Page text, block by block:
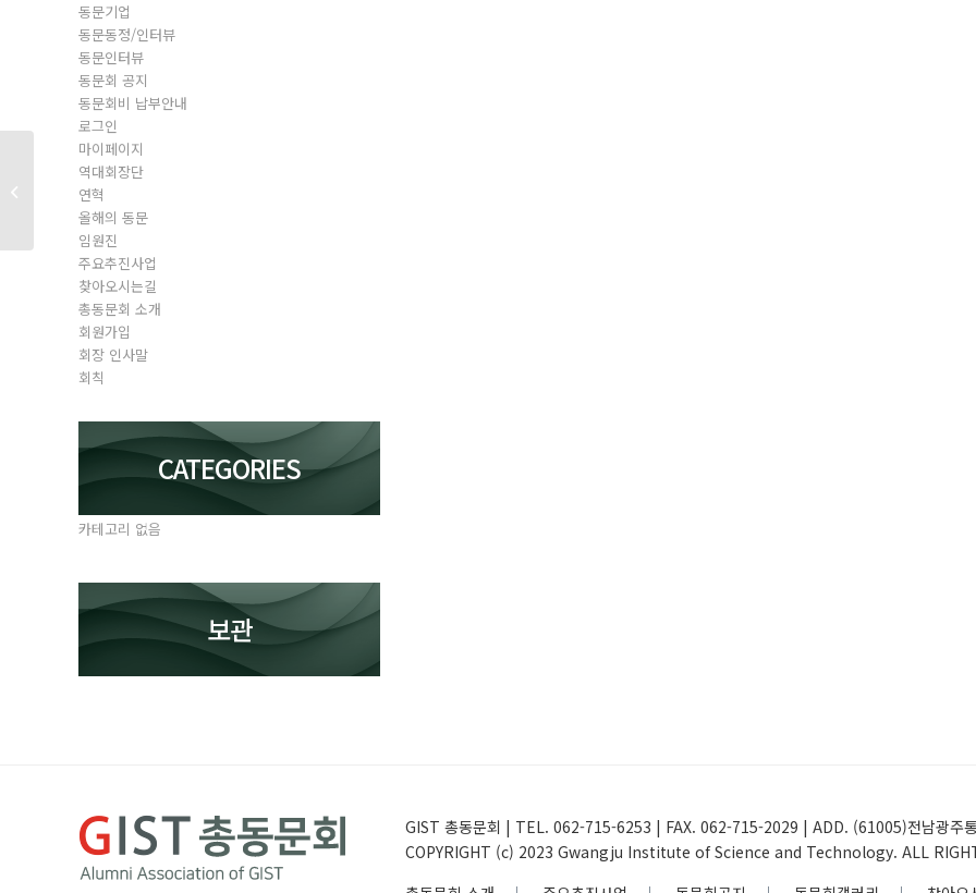
동문기업
동문동정/인터뷰
동문인터뷰
동문회 공지
동문회비 납부안내
로그인
마이페이지
역대회장단
연혁
올해의 동문
임원진
주요추진사업
찾아오시는길
총동문회 소개
회원가입
회장 인사말
회칙
CATEGORIES
카테고리 없음
보관
GIST 총동문회 | TEL. 062-715-6253 | FAX. 062-715-2029 | ADD. (61005)전남광주
COPYRIGHT (c) 2023 Gwangju Institute of Science and Technology. ALL
동문회원